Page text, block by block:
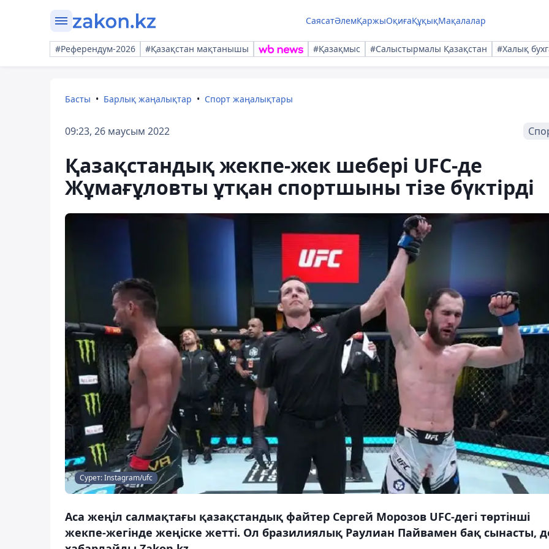
СаясатӘлемҚаржыОқиғаҚұқықМақалалар
#Референдум-2026 #Қазақстан мақтанышы #Қазақмыс #Салыстырмалы Қазақстан #Халық
Басты Барлық жаңалықтар Спорт жаңалықтары
09:23, 26 маусым 2022
Қазақстандық жекпе-жек шебері UFC-де
Жұмағұловты ұтқан спортшыны тізе бүктірді
Сурет: Instagram/ufc
Аса жеңіл салмақтағы қазақстандық файтер Сергей Морозов UFC-дегі төртінші
жекпе-жегінде жеңіске жетті. Ол бразилиялық Раулиан Пайвамен бақ сынасты,